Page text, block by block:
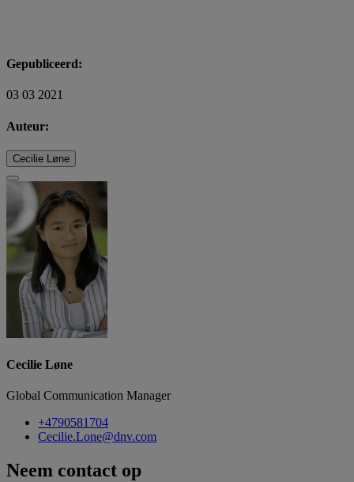
Gepubliceerd:
03 03 2021
Auteur:
Cecilie Løne
Cecilie Løne
Global Communication Manager
+4790581704
Cecilie.Lone@dnv.com
Neem contact op